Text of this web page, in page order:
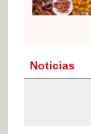
Noticias